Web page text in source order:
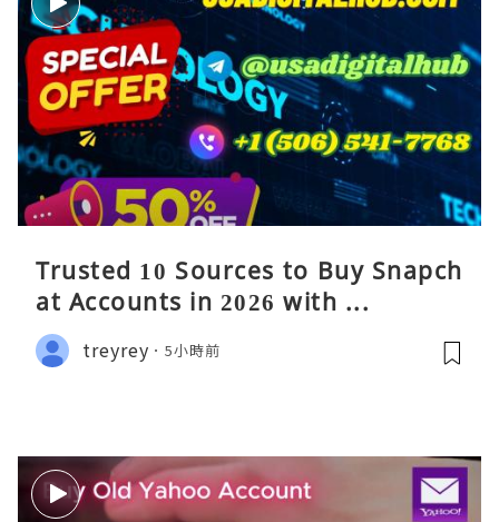
Trusted 10 Sources to Buy Snapch
at Accounts in 2026 with ...
treyrey 5小時前